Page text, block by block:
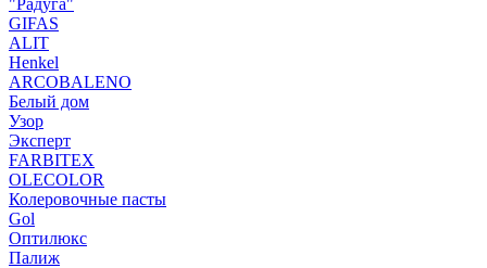
"Радуга"
GIFAS
ALIT
Henkel
ARCOBALENO
Белый дом
Узор
Эксперт
FARBITEX
OLECOLOR
Колеровочные пасты
Gol
Оптилюкс
Палиж